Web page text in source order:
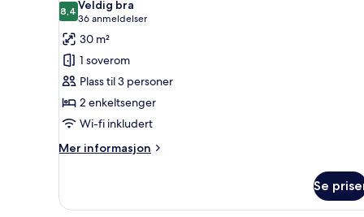
bildene
av
Rom
–
premier
8,48,4 av 10
Veldig bra
36 anmeldelser
(36
anmeldelser)
30 m²
1 soverom
Plass til 3 personer
2 enkeltsenger
Wi-fi inkludert
Mer informasjon
Mer
–
Se